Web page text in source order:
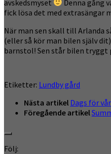
avskedsmyset
Denna gång
fick lösa det med extrasängar
När man sen skall till Arlanda
(eller så kör man bilen själv
barnstol! Sen står bilen tryggt
Etiketter: Lundby gård
Nästa artikel Dags för
Föregående artikel
Följ: